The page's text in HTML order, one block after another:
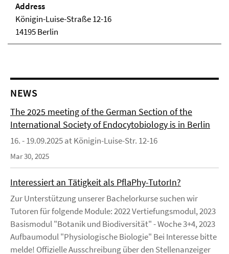
Address
Königin-Luise-Straße 12-16
14195 Berlin
NEWS
The 2025 meeting of the German Section of the
International Society of Endocytobiology is in Berlin
16. - 19.09.2025 at Königin-Luise-Str. 12-16
Mar 30, 2025
Interessiert an Tätigkeit als PflaPhy-TutorIn?
Zur Unterstützung unserer Bachelorkurse suchen wir
Tutoren für folgende Module: 2022 Vertiefungsmodul, 2023
Basismodul "Botanik und Biodiversität" - Woche 3+4, 2023
Aufbaumodul "Physiologische Biologie" Bei Interesse bitte
melde! Offizielle Ausschreibung über den Stellenanzeiger